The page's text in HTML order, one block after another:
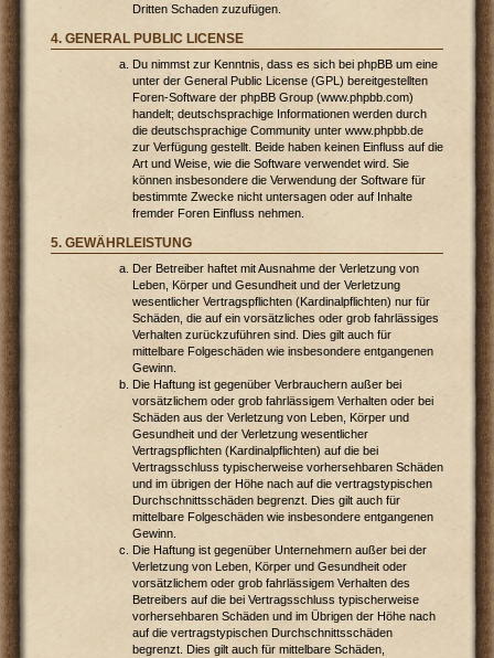
Dritten Schaden zuzufügen.
4. GENERAL PUBLIC LICENSE
Du nimmst zur Kenntnis, dass es sich bei phpBB um eine
unter der General Public License (GPL) bereitgestellten
Foren-Software der phpBB Group (www.phpbb.com)
handelt; deutschsprachige Informationen werden durch
die deutschsprachige Community unter www.phpbb.de
zur Verfügung gestellt. Beide haben keinen Einfluss auf die
Art und Weise, wie die Software verwendet wird. Sie
können insbesondere die Verwendung der Software für
bestimmte Zwecke nicht untersagen oder auf Inhalte
fremder Foren Einfluss nehmen.
5. GEWÄHRLEISTUNG
Der Betreiber haftet mit Ausnahme der Verletzung von
Leben, Körper und Gesundheit und der Verletzung
wesentlicher Vertragspflichten (Kardinalpflichten) nur für
Schäden, die auf ein vorsätzliches oder grob fahrlässiges
Verhalten zurückzuführen sind. Dies gilt auch für
mittelbare Folgeschäden wie insbesondere entgangenen
Gewinn.
Die Haftung ist gegenüber Verbrauchern außer bei
vorsätzlichem oder grob fahrlässigem Verhalten oder bei
Schäden aus der Verletzung von Leben, Körper und
Gesundheit und der Verletzung wesentlicher
Vertragspflichten (Kardinalpflichten) auf die bei
Vertragsschluss typischerweise vorhersehbaren Schäden
und im übrigen der Höhe nach auf die vertragstypischen
Durchschnittsschäden begrenzt. Dies gilt auch für
mittelbare Folgeschäden wie insbesondere entgangenen
Gewinn.
Die Haftung ist gegenüber Unternehmern außer bei der
Verletzung von Leben, Körper und Gesundheit oder
vorsätzlichem oder grob fahrlässigem Verhalten des
Betreibers auf die bei Vertragsschluss typischerweise
vorhersehbaren Schäden und im Übrigen der Höhe nach
auf die vertragstypischen Durchschnittsschäden
begrenzt. Dies gilt auch für mittelbare Schäden,